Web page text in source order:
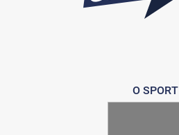
O SPORT